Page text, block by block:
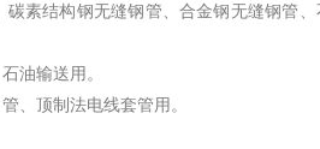
素结构钢无缝钢管、合金钢无缝钢管
油输送用。
、顶制法电线套管用。